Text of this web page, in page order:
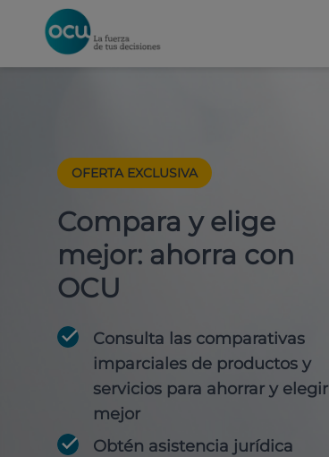
OFERTA EXCLUSIVA
Compara y elige
mejor: ahorra con
OCU
Consulta las comparativas
imparciales de productos y
servicios para ahorrar y elegir
mejor
Obtén asistencia jurídica